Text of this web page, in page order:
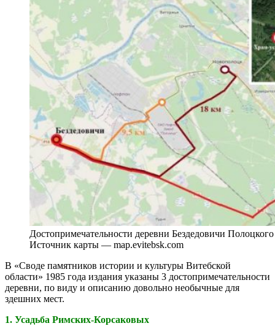
Достопримечательности деревни Бездедовичи
Источник карты — map.evitebsk.com
В «Своде памятников истории и культуры Витебской
области» 1985 года издания указаны 3 достопримечательности
деревни, по виду и описанию довольно необычные для
здешних мест.
1. Усадьба Римских-Корсаковых